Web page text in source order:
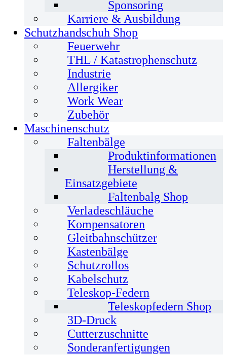
Sponsoring
Karriere & Ausbildung
Schutzhandschuh Shop
Feuerwehr
THL / Katastrophenschutz
Industrie
Allergiker
Work Wear
Zubehör
Maschinenschutz
Faltenbälge
Produktinformationen
Herstellung &
Einsatzgebiete
Faltenbalg Shop
Verladeschläuche
Kompensatoren
Gleitbahnschützer
Kastenbälge
Schutzrollos
Kabelschutz
Teleskop-Federn
Teleskopfedern Shop
3D-Druck
Cutterzuschnitte
Sonderanfertigungen